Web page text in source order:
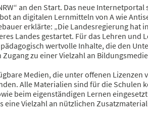
an den Start. Das neue
an digitalen Lernmitteln von A wie
erklärte: „Die Landesregierung hat
Landes gestartet. Für das Lehren und
wertvolle Inhalte, die den
zu einer Vielzahl an
Medien, die unter offenen Lizenzen
Alle Materialien sind für die Schulen
beim eigenständigen Lernen
Vielzahl an nützlichen